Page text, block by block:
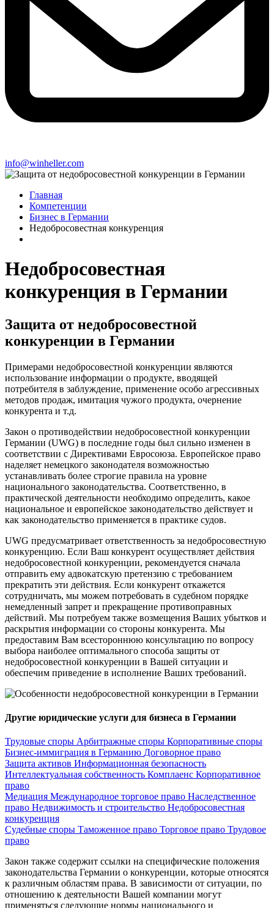
info@winheller.com
Главная
Компетенции
Бизнес в Германии
Недобросовестная конкуренция
Недобросовестная
конкуренция в Германии
Защита от недобросовестной
конкуренции в Германии
Примерами недобросовестной конкуренции являются
использование информации о продукте, вводящей
потребителя в заблуждение, применение особо агрессивных
методов продаж, имитация чужого продукта, очернение
конкурента и т.д.
Закон о противодействии недобросовестной конкуренции
Германии (UWG) в последние годы был сильно изменен в
соответствии с Директивами Евросоюза. Европейское право
наделяет немецкого законодателя возможностью
устанавливать более строгие правила на уровне
национального законодательства. Соответственно, в
практической деятельности необходимо определить, какое
национальное и европейское законодательство действует и
как законодательство применяется в практике судов.
UWG предусматривает ответственность за недобросовестную
конкуренцию. Если Ваш конкурент осуществляет действия
недобросовестной конкуренции, рекомендуется сначала
отправить ему адвокатскую претензию с требованием
прекратить эти действия. Если конкурент откажется
сотрудничать, мы можем потребовать в судебном порядке
немедленный запрет и прекращение противоправных
действий. Мы потребуем также возмещения Ваших убытков и
раскрытия информации со стороны конкурента. Мы
предоставим Вам всестороннюю консультацию по вопросу
выбора наиболее оптимального способа защиты от
недобросовестной конкуренции в Вашей ситуации и
обеспечим приведение в исполнение Ваших требований.
Другие юридические услуги для бизнеса в Германии
Трудовые споры Арбитражные споры Корпоративные споры
Бизнес-иммиграция в Германию Договорное право
Защита активов Информационная безопасность
Интеллектуальная собственность Комплаенс Корпоративное
право
Медиация Международное торговое право Наследственное
право Недвижимость и строительство Недобросовестная
конкуренция
Судебные споры Таможенное право Торговое право Трудовое
право
Закон также содержит ссылки на специфические положения
законодательства Германии о конкуренции, которые относятся
к различным областям права. В зависимости от ситуации, по
отношению к деятельности Вашей компании могут
применяться следующие нормы национального и